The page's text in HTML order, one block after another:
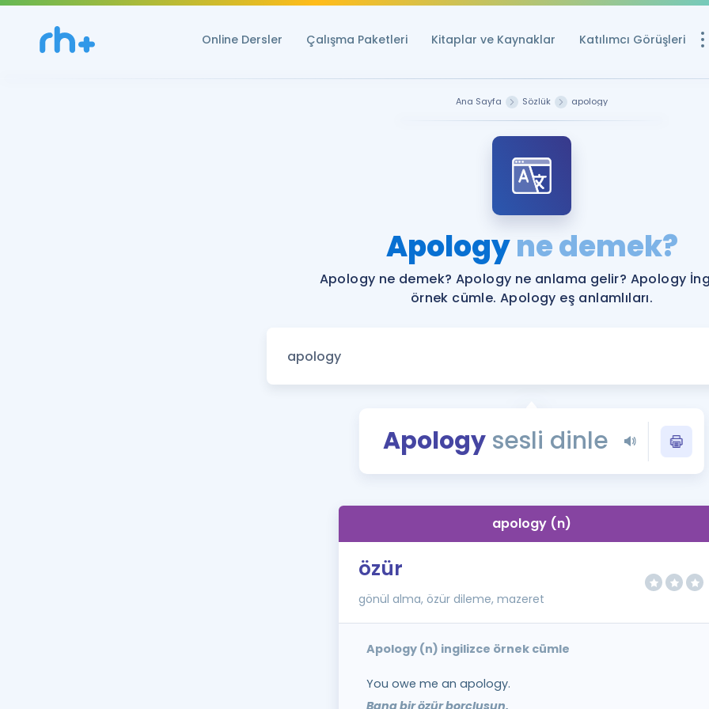
Online Dersler Çalışma Paketleri Kitaplar ve Kaynaklar Katılımcı Görüşleri
YDS ve YÖKDİL
Rehberlik Aracı
YDS ve YÖKDİL'e
Tüm ÖSYM
YDS - YÖKDİL
İngilizce Gramer
Ana Sayfa Sözlük apology
Apologyne demek?
Apology ne demek? Apology ne anlama gelir? Apology
örnek cümle. Apology eş anlamlıları.
Apologysesli dinle
apology (n)
özür
gönül alma, özür dileme, mazeret
Apology (n) ingilizce örnek cümle
You owe me an apology.
Bana bir özür borçlusun.